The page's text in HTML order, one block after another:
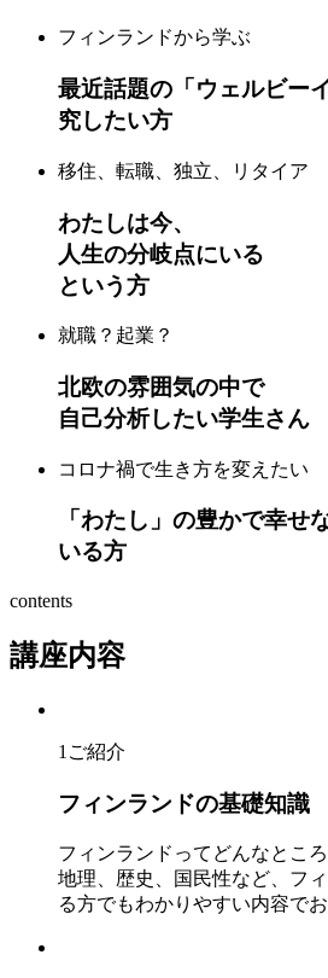
フィンランドから学ぶ
最近話題の「ウェルビー
究したい方
移住、転職、独立、リタイア
わたしは今、
人生の分岐点にいる
という方
就職？起業？
北欧の雰囲気の中で
自己分析したい学生さん
コロナ禍で生き方を変えたい
「わたし」の豊かで幸せ
いる方
contents
講座内容
1 ご紹介
フィンランドの基礎知識
フィンランドってどんなところ
地理、歴史、国民性など、フ
る方でもわかりやすい内容でお